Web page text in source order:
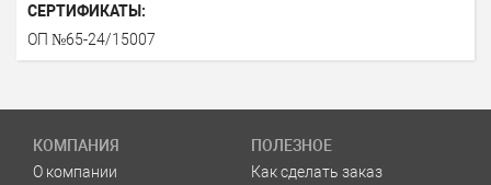
СЕРТИФИКАТЫ:
ОП №65-24/15007
КОМПАНИЯ
О компании
ПОЛЕЗНОЕ
Как сделать заказ